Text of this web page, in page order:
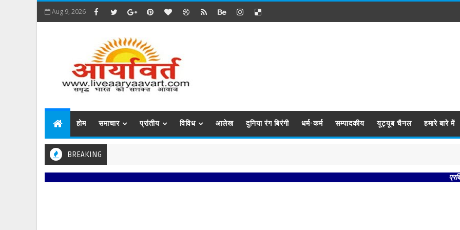
Aug 9, 2026
होम समाचार प्रांतीय विविध आलेख दुनिया रंग बिरंगी धर्म-कर्म सम्पादकीय यूट्यूब चैनल हमारे बारे में
BREAKING
प्रबिसि